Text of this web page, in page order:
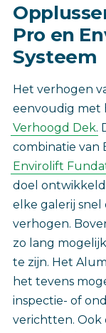
Pro en
Systeem
‎Het verhogen
eenvoudig met
Verhoogd Dek.
combinatie van
Envirolift
doel
elke galerij
verhogen.
zo lang
te zijn. Het
het tevens
inspectie- of
verichtten. Ook